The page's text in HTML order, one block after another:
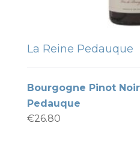
La Reine Pedauque
Bourgogne Pinot
Pedauque
€26.80